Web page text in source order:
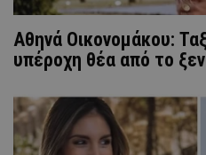
Αθηνά Οικονομάκου:
υπέροχη θέα από το